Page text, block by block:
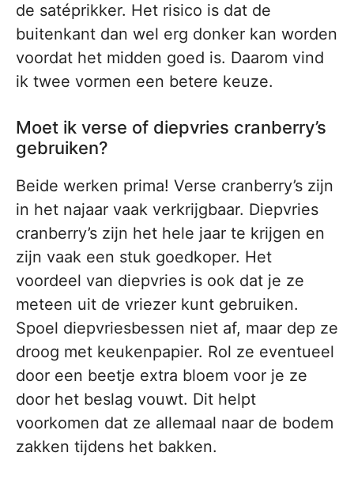
de satéprikker. Het risico is dat de
buitenkant dan wel erg donker kan worden
voordat het midden goed is. Daarom vind
ik twee vormen een betere keuze.
Moet ik verse of diepvries cranberry’s
gebruiken?
Beide werken prima! Verse cranberry’s zijn
in het najaar vaak verkrijgbaar. Diepvries
cranberry’s zijn het hele jaar te krijgen en
zijn vaak een stuk goedkoper. Het
voordeel van diepvries is ook dat je ze
meteen uit de vriezer kunt gebruiken.
Spoel diepvriesbessen niet af, maar dep ze
droog met keukenpapier. Rol ze eventueel
door een beetje extra bloem voor je ze
door het beslag vouwt. Dit helpt
voorkomen dat ze allemaal naar de bodem
zakken tijdens het bakken.